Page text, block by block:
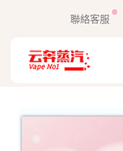
聯絡客服